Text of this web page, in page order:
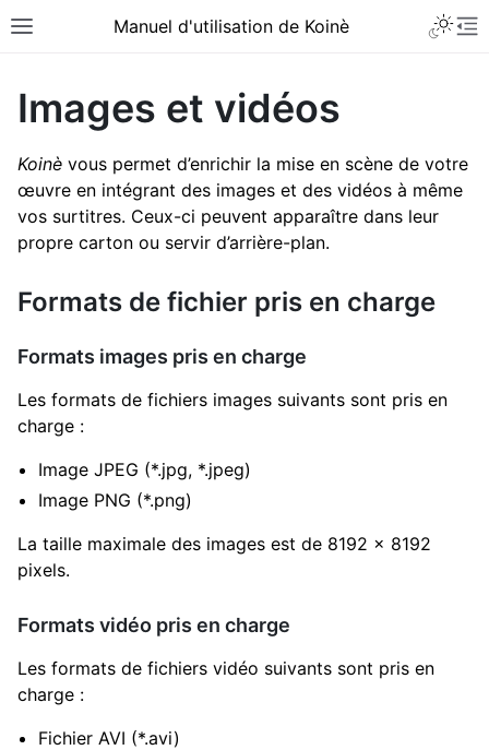
Toggle site navigation sidebar
Manuel d'utilisation de Koinè
Images et vidéos
Koinè vous permet d’enrichir la mise en scène de votre
œuvre en intégrant des images et des vidéos à même
vos surtitres. Ceux-ci peuvent apparaître dans leur
propre carton ou servir d’arrière-plan.
Formats de fichier pris en charge
Formats images pris en charge
Les formats de fichiers images suivants sont pris en
charge :
Image JPEG (*.jpg, *.jpeg)
Image PNG (*.png)
La taille maximale des images est de 8192 x 8192
pixels.
Formats vidéo pris en charge
Les formats de fichiers vidéo suivants sont pris en
charge :
Fichier AVI (*.avi)